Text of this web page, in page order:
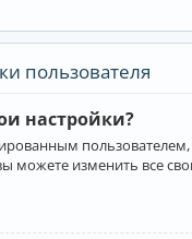
пользователя
настройки?
можете изменить все